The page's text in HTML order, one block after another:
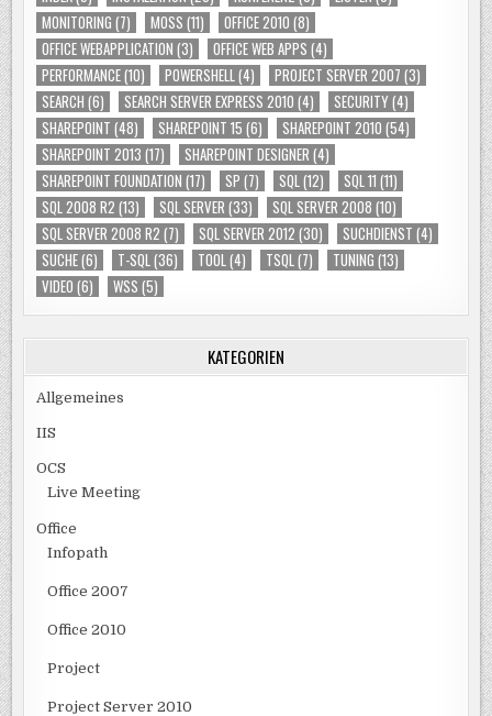
MONITORING (7) MOSS (11) OFFICE 2010 (8)
OFFICE WEBAPPLICATION (3) OFFICE WEB APPS (4)
PERFORMANCE(10) POWERSHELL (4) PROJECT SERVER 2007 (3)
SEARCH (6) SEARCH SERVER EXPRESS 2010 (4) SECURITY(4)
SHAREPOINT (48) SHAREPOINT 15 (6) SHAREPOINT 2010 (54)
SHAREPOINT 2013 (17) SHAREPOINT DESIGNER (4)
SHAREPOINT FOUNDATION (17) SP (7) SQL (12) SQL 11 (11)
SQL 2008 R2 (13) SQL SERVER (33) SQL SERVER 2008 (10)
SQL SERVER 2008 R2 (7) SQL SERVER 2012 (30) SUCHDIENST (4)
SUCHE(6) T-SQL (36) TOOL (4) TSQL (7) TUNING (13)
VIDEO (6) WSS (5)
KATEGORIEN
Allgemeines
IIS
OCS
Live Meeting
Office
Infopath
Office 2007
Office 2010
Project
Project Server 2010